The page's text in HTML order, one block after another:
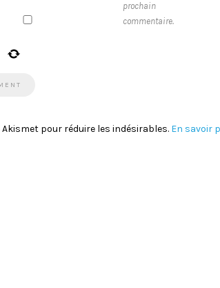
prochain
commentaire.
Akismet pour réduire les indésirables. En savoir